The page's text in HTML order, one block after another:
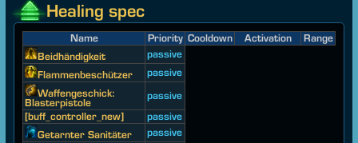
Healing spec
Name Priority Cooldown Activation
Range
Beidhändigkeit
passive
Flammenbeschützer
passive
Waffengeschick:
Blasterpistole
passive
[buff_controller_new]
passive
Getarnter Sanitäter
passive